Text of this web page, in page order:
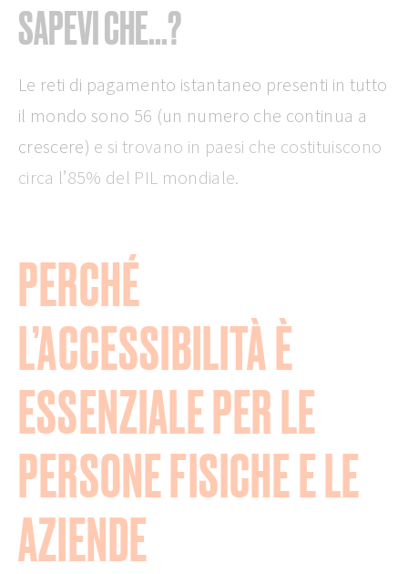
SAPEVI CHE...?
Le reti di pagamento istantaneo presenti in tutto
il mondo sono 56 (un numero che continua a
crescere) e si trovano in paesi che costituiscono
circa l’85% del PIL mondiale.
PERCHÉ
L’ACCESSIBILITÀ È
ESSENZIALE PER LE
PERSONE FISICHE E LE
AZIENDE